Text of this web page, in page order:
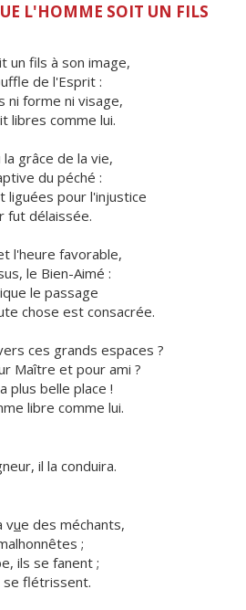
L'HOMME SOIT UN FILS
un fils à son image,
de l'Esprit :
ni forme ni visage,
libres comme lui.
grâce de la vie,
du péché :
liguées pour l'injustice
fut délaissée.
l'heure favorable,
le Bien-Aimé :
le passage
chose est consacrée.
ces grands espaces ?
Maître et pour ami ?
plus belle place !
libre comme lui.
il la conduira.
vue des méchants,
;
ils se fanent ;
se flétrissent.